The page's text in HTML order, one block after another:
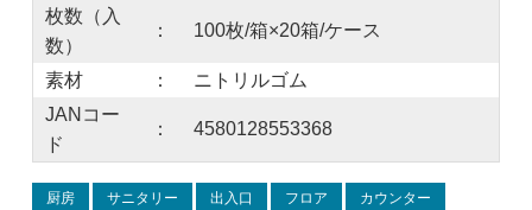
枚数（入
数）
： 100枚/箱×20箱/ケース
素材 ：
ニトリルゴム
JANコー
ド
： 4580128553368
厨房 サニタリー 出入口 フロア カウンター